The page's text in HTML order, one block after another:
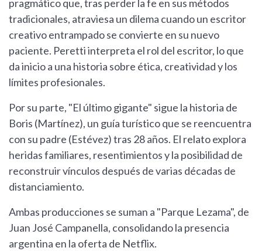
pragmático que, tras perder la fe en sus métodos
tradicionales, atraviesa un dilema cuando un escritor
creativo entrampado se convierte en su nuevo
paciente. Peretti interpreta el rol del escritor, lo que
da inicio a una historia sobre ética, creatividad y los
límites profesionales.
Por su parte, "El último gigante" sigue la historia de
Boris (Martínez), un guía turístico que se reencuentra
con su padre (Estévez) tras 28 años. El relato explora
heridas familiares, resentimientos y la posibilidad de
reconstruir vínculos después de varias décadas de
distanciamiento.
Ambas producciones se suman a "Parque Lezama", de
Juan José Campanella, consolidando la presencia
argentina en la oferta de Netflix.